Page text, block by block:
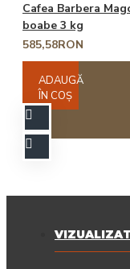
Cafea Barbera
boabe 3 kg
585,58RON
ADAUGĂ
ÎN COŞ